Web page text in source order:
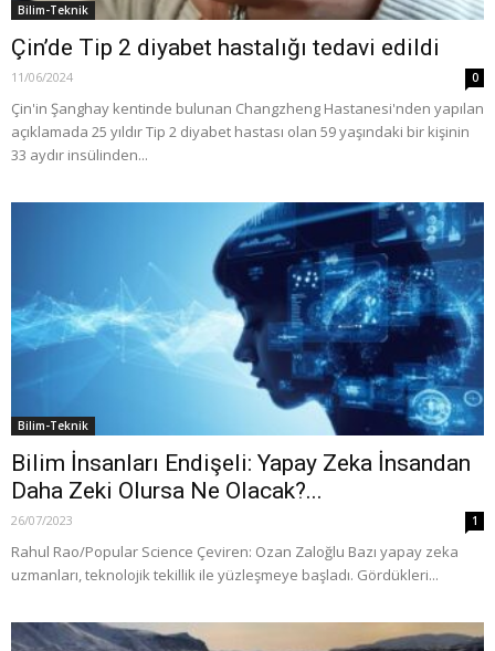
Bilim-Teknik
Çin’de Tip 2 diyabet hastalığı tedavi edildi
11/06/2024 0
Çin'in Şanghay kentinde bulunan Changzheng Hastanesi'nden yapılan
açıklamada 25 yıldır Tip 2 diyabet hastası olan 59 yaşındaki bir kişinin
33 aydır insülinden...
Bilim-Teknik
Bilim İnsanları Endişeli: Yapay Zeka İnsandan
Daha Zeki Olursa Ne Olacak?...
26/07/2023 1
Rahul Rao/Popular Science Çeviren: Ozan Zaloğlu Bazı yapay zeka
uzmanları, teknolojik tekillik ile yüzleşmeye başladı. Gördükleri...